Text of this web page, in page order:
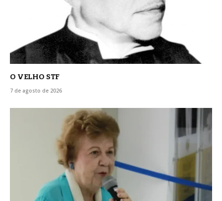
O VELHO STF
7 de agosto de 2026